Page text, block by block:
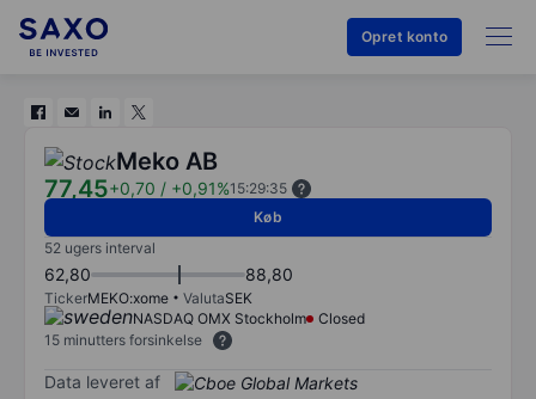
Opret konto
Meko AB
77,45+0,70 / +0,91%15:29:35
Køb
52 ugers interval
62,80 88,80
TickerMEKO:xome ValutaSEK
NASDAQ OMX Stockholm
Closed
15 minutters forsinkelse
Data leveret af